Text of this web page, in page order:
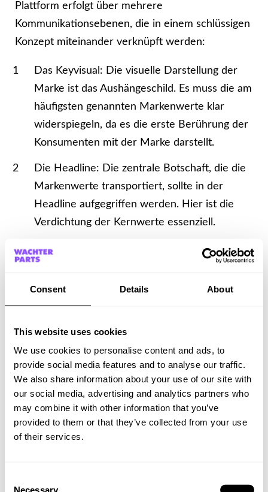
Consent Details About
This website uses cookies
We use cookies to personalise content and ads, to
provide social media features and to analyse our traffic.
We also share information about your use of our site with
our social media, advertising and analytics partners who
may combine it with other information that you’ve
provided to them or that they’ve collected from your use
of their services.
Necessary
Plattform erfolgt über mehrere
Kommunikationsebenen, die in einem schlüssigen
Konzept miteinander verknüpft werden:
Das Keyvisual: Die visuelle Darstellung der
Marke ist das Aushängeschild. Es muss die am
häufigsten genannten Markenwerte klar
widerspiegeln, da es die erste Berührung der
Konsumenten mit der Marke darstellt.
Die Headline: Die zentrale Botschaft, die die
Markenwerte transportiert, sollte in der
Headline aufgegriffen werden. Hier ist die
Verdichtung der Kernwerte essenziell.
Der Copy Text: Der begleitende Text bietet
Raum, um zusätzliche, weniger dominante
Werte zu integrieren und das Gesamtbild
Branding als Summe
aller Touchpoints
Eine kreative Plattform schafft die Basis für die
Corporate Storyline und sorgt für Konsistenz über